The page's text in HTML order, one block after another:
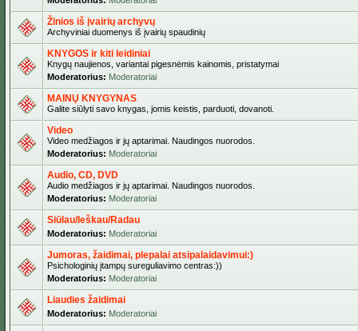
Žinios iš įvairių archyvų
Archyviniai duomenys iš įvairių spaudinių
KNYGOS ir kiti leidiniai
Knygų naujienos, variantai pigesnėmis kainomis, pristatymai
Moderatorius: Moderatoriai
MAINŲ KNYGYNAS
Galite siūlyti savo knygas, jomis keistis, parduoti, dovanoti.
Video
Video medžiagos ir jų aptarimai. Naudingos nuorodos.
Moderatorius: Moderatoriai
Audio, CD, DVD
Audio medžiagos ir jų aptarimai. Naudingos nuorodos.
Moderatorius: Moderatoriai
Siūlau/Ieškau/Radau
Moderatorius: Moderatoriai
Jumoras, žaidimai, plepalai atsipalaidavimui:)
Psichologinių įtampų sureguliavimo centras:))
Moderatorius: Moderatoriai
Liaudies žaidimai
Moderatorius: Moderatoriai